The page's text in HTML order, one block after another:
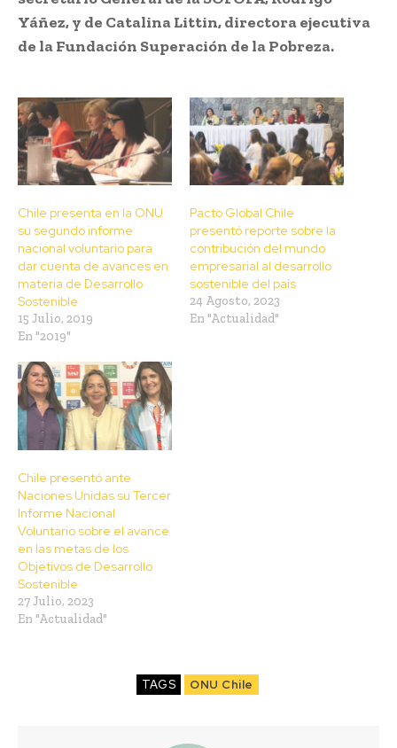
Yáñez, y de Catalina Littin, directora ejecutiva
de la Fundación Superación de la Pobreza.
Chile presenta en la ONU
su segundo informe
nacional voluntario para
dar cuenta de avances en
materia de Desarrollo
Sostenible
15 Julio, 2019
En "2019"
Pacto Global Chile
presentó reporte sobre la
contribución del mundo
empresarial al desarrollo
sostenible del país
24 Agosto, 2023
En "Actualidad"
Chile presentó ante
Naciones Unidas su Tercer
Informe Nacional
Voluntario sobre el avance
en las metas de los
Objetivos de Desarrollo
Sostenible
27 Julio, 2023
En "Actualidad"
TAGS ONU Chile